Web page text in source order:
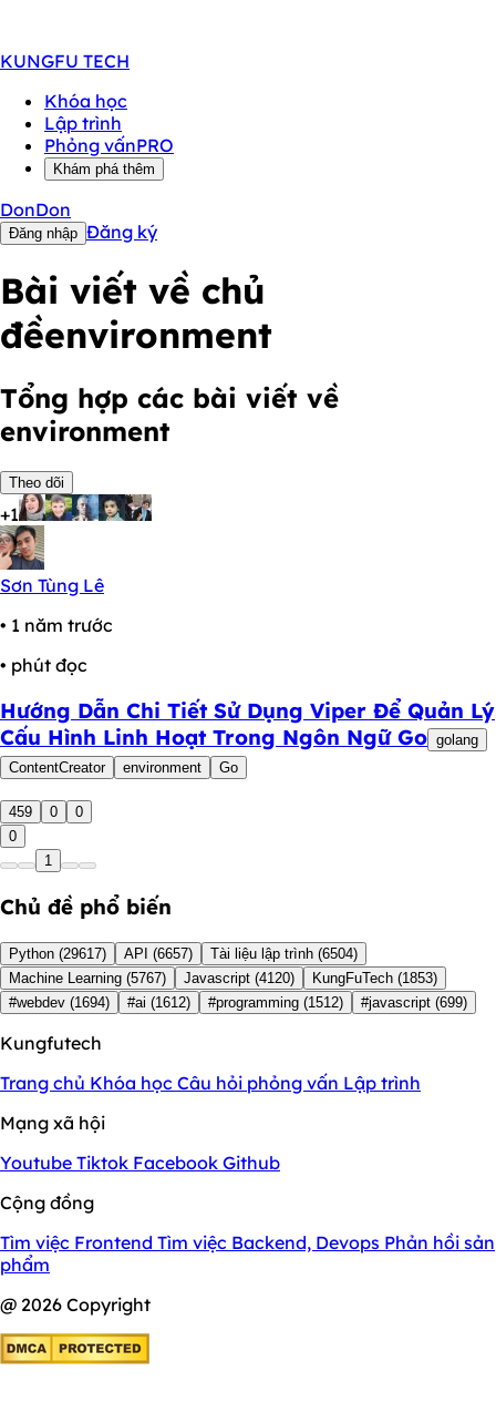
KUNGFU TECH
Khóa học
Lập trình
Phỏng vấnPRO
Khám phá thêm
DonDon
Đăng nhập Đăng ký
Bài viết về chủ
đềenvironment
Tổng hợp các bài viết về
environment
Theo dõi
+1
Sơn Tùng Lê
• 1 năm trước
• phút đọc
Hướng Dẫn Chi Tiết Sử Dụng Viper Để Quản Lý
Cấu Hình Linh Hoạt Trong Ngôn Ngữ Go golang
ContentCreator
environment Go
459 0
0
0
1
Chủ đề phổ biến
Python (29617) API (6657) Tài liệu lập trình (6504)
Machine Learning (5767) Javascript (4120) KungFuTech (1853)
#webdev (1694) #ai (1612) #programming (1512) #javascript (699)
Kungfutech
Trang chủ Khóa học Câu hỏi phỏng vấn Lập trình
Mạng xã hội
Youtube Tiktok Facebook Github
Cộng đồng
Tìm việc Frontend Tìm việc Backend, Devops Phản hồi sản
phẩm
@ 2026 Copyright